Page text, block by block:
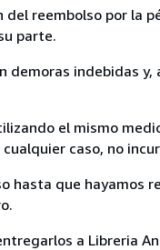
del reembolso por la
parte.
demoras indebidas
el mismo
caso, no
hasta que hayamos
a Libreria